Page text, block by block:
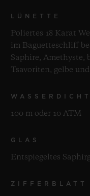
LÜNETTE
Poliertes 18 Karat
im Baguetteschliff
Saphire, Amethyste,
Tsavoriten, gelbe
100 m oder 10 ATM
GLAS
Entspiegeltes
ZIFFERBLATT